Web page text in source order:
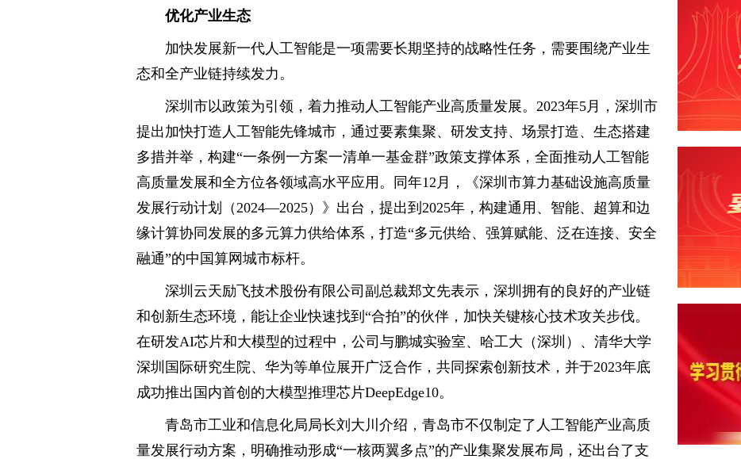
优化产业生态
加快发展新一代人工智能是一项需要长期坚持的战略性任务，需要围绕产业生
态和全产业链持续发力。
深圳市以政策为引领，着力推动人工智能产业高质量发展。2023年5月，深圳市
提出加快打造人工智能先锋城市，通过要素集聚、研发支持、场景打造、生态搭建
多措并举，构建“一条例一方案一清单一基金群”政策支撑体系，全面推动人工智能
高质量发展和全方位各领域高水平应用。同年12月，《深圳市算力基础设施高质量
发展行动计划（2024—2025）》出台，提出到2025年，构建通用、智能、超算和边
缘计算协同发展的多元算力供给体系，打造“多元供给、强算赋能、泛在连接、安全
融通”的中国算网城市标杆。
深圳云天励飞技术股份有限公司副总裁郑文先表示，深圳拥有的良好的产业链
和创新生态环境，能让企业快速找到“合拍”的伙伴，加快关键核心技术攻关步伐。
在研发AI芯片和大模型的过程中，公司与鹏城实验室、哈工大（深圳）、清华大学
深圳国际研究生院、华为等单位展开广泛合作，共同探索创新技术，并于2023年底
成功推出国内首创的大模型推理芯片DeepEdge10。
青岛市工业和信息化局局长刘大川介绍，青岛市不仅制定了人工智能产业高质
量发展行动方案，明确推动形成“一核两翼多点”的产业集聚发展布局，还出台了支